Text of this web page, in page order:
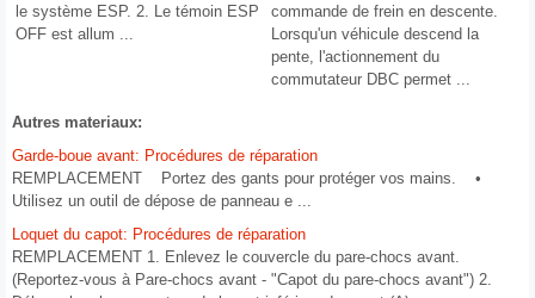
le système ESP. 2. Le témoin ESP
OFF est allum ...
commande de frein en descente.
Lorsqu'un véhicule descend la
pente, l'actionnement du
commutateur DBC permet ...
Autres materiaux:
Garde-boue avant: Procédures de réparation
REMPLACEMENT Portez des gants pour protéger vos mains. •
Utilisez un outil de dépose de panneau e ...
Loquet du capot: Procédures de réparation
REMPLACEMENT 1. Enlevez le couvercle du pare-chocs avant.
(Reportez-vous à Pare-chocs avant - "Capot du pare-chocs avant") 2.